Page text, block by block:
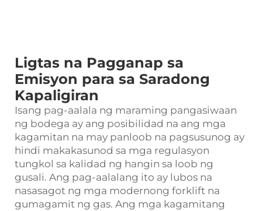
Ligtas na Pagganap sa
Emisyon para sa Saradong
Kapaligiran
Isang pag-aalala ng maraming pangasiwaan
ng bodega ay ang posibilidad na ang mga
kagamitan na may panloob na pagsusunog ay
hindi makakasunod sa mga regulasyon
tungkol sa kalidad ng hangin sa loob ng
gusali. Ang pag-aalalang ito ay lubos na
nasasagot ng mga modernong forklift na
gumagamit ng gas. Ang mga kagamitang